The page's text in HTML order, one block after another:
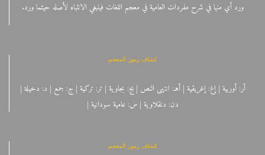
ورد أي منها في شرح مفردات العامية في معجم اللغات فينبغي الانتباه لأصله حيثما ورد.
كشاف رموز المعجم
أر: أوربية | إغ: إغريقية | أهـ: انتهى النص | بج: بجاوية | تر: تركية | ج: جمع | د: دخيلة |
دن: دنقلاوية | س: عامية سودانية |
كشاف رموز المعجم